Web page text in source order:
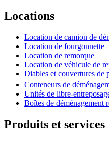
Locations
Location de camion de
Location de fourgonnette
Location de remorque
Location de véhicule de
Diables et couvertures de
Conteneurs de
Unités de libre-
Boîtes de déménagement
Produits et services